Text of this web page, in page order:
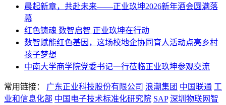
晨起新章，共赴未来——正业玖坤2026新年酒会圆满落
幕
红色铸魂 数智启智 正业玖坤在行动
数智赋能红色基因，这场校地企协同育人活动点亮乡村
孩子梦想
中南大学商学院党委书记一行莅临正业玖坤参观交流
常用链接： 广东正业科技股份有限公司 浪潮集团 中国联通 工
业和信息化部 中国电子技术标准化研究院 SAP 深圳物联网智